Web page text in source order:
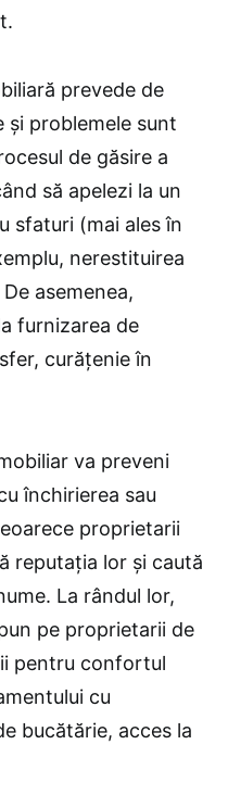
prevede de
problemele sunt
de găsire a
să apelezi la un
sfaturi (mai ales în
nerestituirea
asemenea,
furnizarea de
curăţenie în
va preveni
închirierea sau
proprietarii
reputația lor și caută
La rândul lor,
pe proprietarii de
pentru confortul
cu
bucătărie, acces la